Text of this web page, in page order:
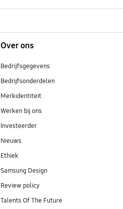
Over ons
Bedrijfsgegevens
Bedrijfsonderdelen
Merkidentiteit
Werken bij ons
Investeerder
Nieuws
Ethiek
Samsung Design
Review policy
Talents Of The Future